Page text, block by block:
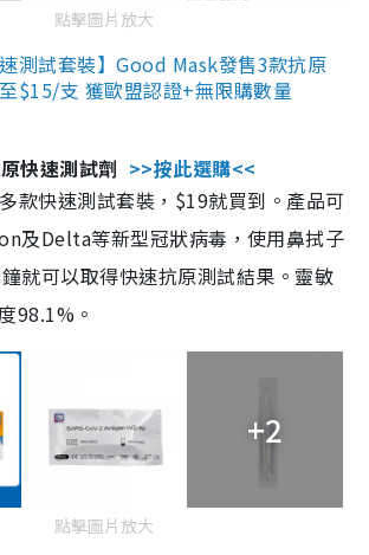
點擊圖片放大
測試套裝】Good Mask發售3款抗原
$15/支 獲歐盟認證+無限購數量
快速測試劑 >>按此選購<<
款快速測試套裝，$19就買到。產品可
及Delta等新型冠狀病毒，使用鼻拭子
就可以取得快速抗原測試結果。靈敏
98.1%。
+2
點擊圖片放大